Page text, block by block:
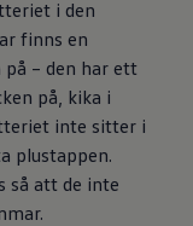
i den
finns en
– den har ett
på, kika i
inte sitter i
plustappen.
så att de inte